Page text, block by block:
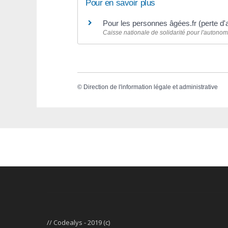
Pour en savoir plus
Pour les personnes âgées.fr (perte
Caisse nationale de solidarité pour
© Direction de l'information légale et administrative
// Codealys - 2019 (c)